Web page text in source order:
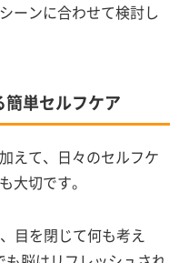
ーンに合わせて検討し
単セルフケア
えて、日々のセルフケ
大切です。
目を閉じて何も考え